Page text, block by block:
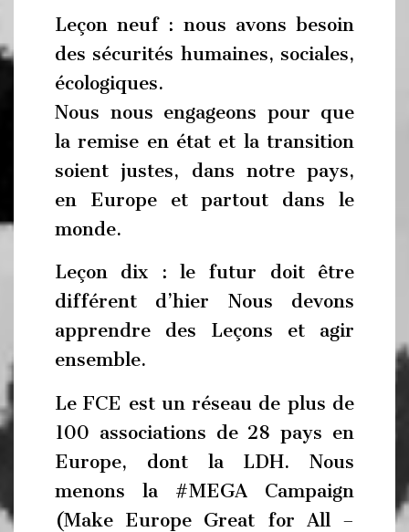
Leçon neuf : nous avons besoin
des sécurités humaines, sociales,
écologiques.
Nous nous engageons pour que
la remise en état et la transition
soient justes, dans notre pays,
en Europe et partout dans le
monde.
Leçon dix : le futur doit être
différent d’hier Nous devons
apprendre des Leçons et agir
ensemble.
Le FCE est un réseau de plus de
100 associations de 28 pays en
Europe, dont la LDH. Nous
menons la #MEGA Campaign
(Make Europe Great for All –